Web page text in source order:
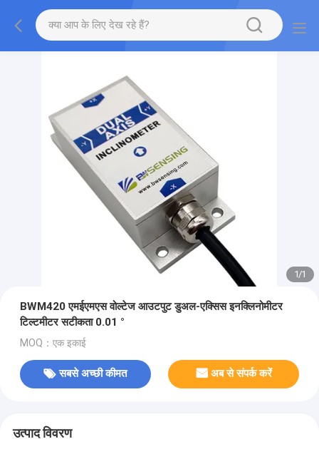
1/1
BWM420 एमईएमएस वोल्टेज आउटपुट डुअल-एक्सिस इनक्लिनोमीटर
टिल्टमीटर सटीकता 0.01 °
MOQ：एक इकाई
सबसे अच्छी कीमत अब से संपर्क करें
उत्पाद विवरण